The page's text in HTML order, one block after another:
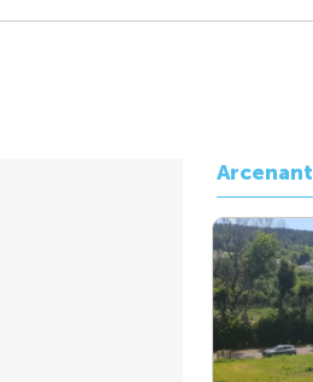
Arcenant